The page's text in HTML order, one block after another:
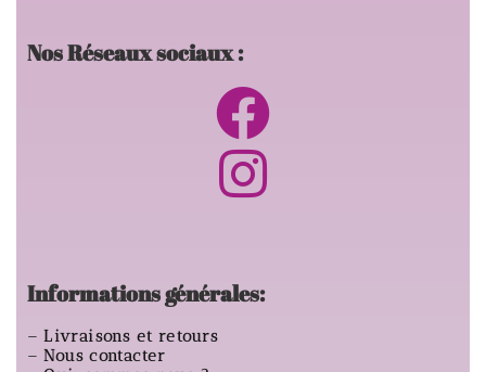
Nos Réseaux sociaux :
Informations générales:
–Livraisons et retours
–Nous contacter